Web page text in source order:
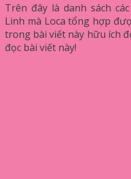
Trên đây là danh sách
Linh mà Loca tổng hợp
trong bài viết này hữu ích
đọc bài viết này!